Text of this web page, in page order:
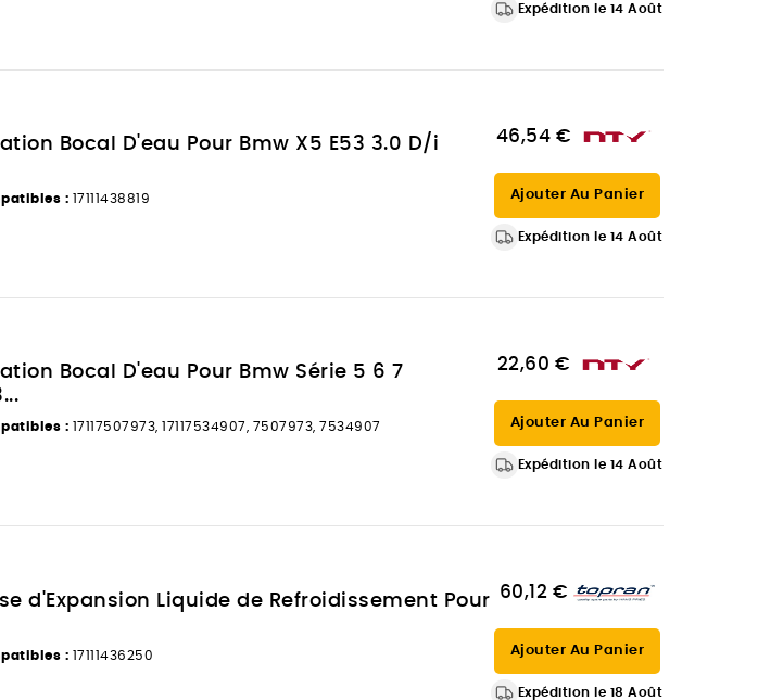
Expédition le 14 Août
Bocal D'eau Pour Bmw X5 E53 3.0 D/i
: 17111438819
46,54 €
Ajouter Au Panier
Expédition le 14 Août
Bocal D'eau Pour Bmw Série 5 6 7
: 17117507973, 17117534907, 7507973, 7534907
22,60 €
Ajouter Au Panier
Expédition le 14 Août
d'Expansion Liquide de Refroidissement Pour
: 17111436250
60,12 €
Ajouter Au Panier
Expédition le 18 Août